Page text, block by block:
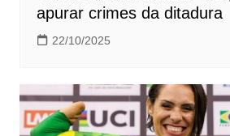
apurar crimes da ditadura
22/10/2025